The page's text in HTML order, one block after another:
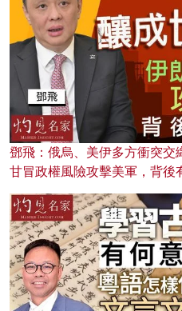
鄧飛：俄烏、美伊多方衝突交
甘冒政權風險攻擊美軍，背後